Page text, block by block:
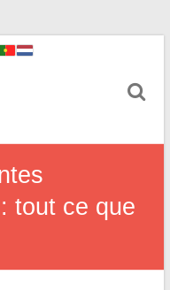
tout ce que